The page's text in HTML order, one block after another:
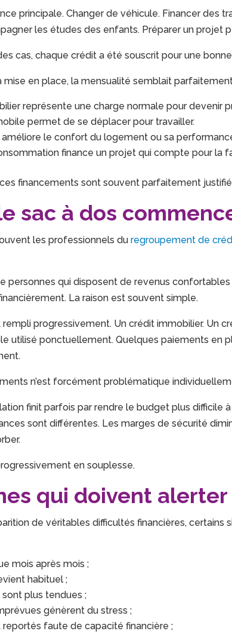
principale. Changer de véhicule. Financer des
les études des enfants. Préparer un projet
cas, chaque crédit a été souscrit pour une
mise en place, la mensualité semblait
représente une charge normale pour devenir
permet de se déplacer pour travailler.
améliore le confort du logement ou sa
finance un projet qui compte pour la
financements sont souvent parfaitement
sac à dos
les professionnels duregroupement de
personnes qui disposent de revenus
La raison est souvent simple.
rempli progressivement. Un crédit immobilier. Un
utilisé ponctuellement. Quelques paiements en
n’est forcément problématique
finit parfois par rendre le budget plus difficile
sont différentes. Les marges de sécurité
en souplesse.
qui doivent alerter
de véritables difficultés financières, certains
mois après mois ;
habituel ;
plus tendues ;
génèrent du stress ;
faute de capacité financière ;